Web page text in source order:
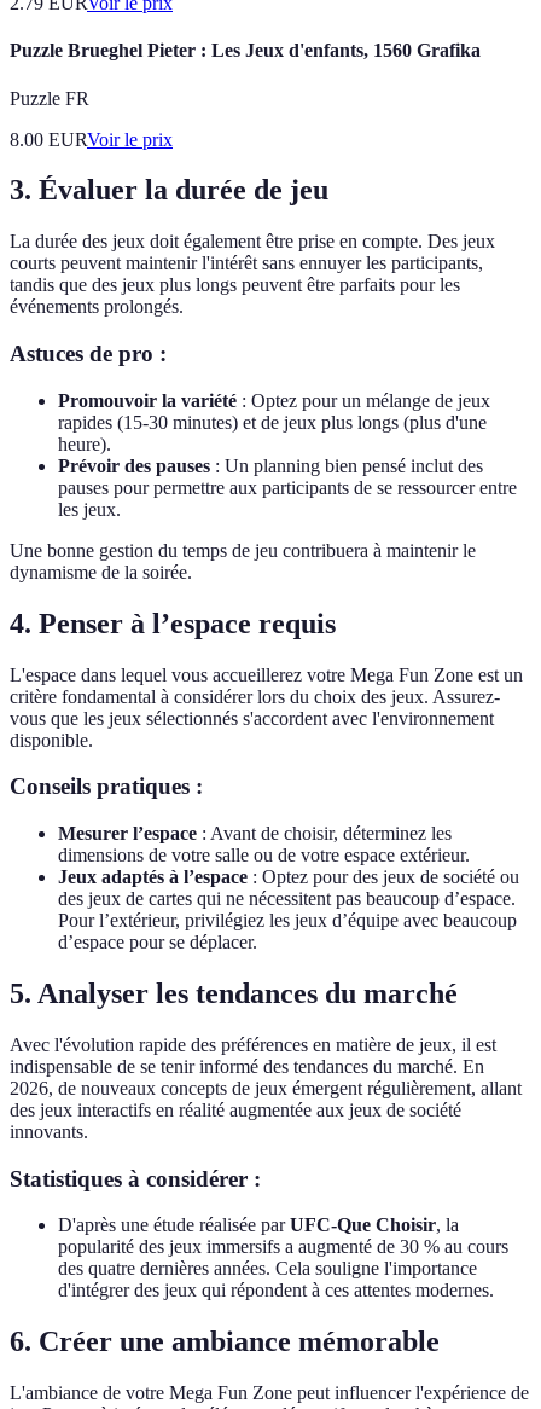
Puzzle Brueghel Pieter : Les Jeux d'enfants, 1560 Grafika
Puzzle FR
8.00 EURVoir le prix
3. Évaluer la durée de jeu
La durée des jeux doit également être prise en compte. Des jeux
courts peuvent maintenir l'intérêt sans ennuyer les participants,
tandis que des jeux plus longs peuvent être parfaits pour les
événements prolongés.
Astuces de pro :
Promouvoir la variété : Optez pour un mélange de jeux
rapides (15-30 minutes) et de jeux plus longs (plus d'une
heure).
Prévoir des pauses : Un planning bien pensé inclut des
pauses pour permettre aux participants de se ressourcer entre
les jeux.
Une bonne gestion du temps de jeu contribuera à maintenir le
dynamisme de la soirée.
4. Penser à l’espace requis
L'espace dans lequel vous accueillerez votre Mega Fun Zone est un
critère fondamental à considérer lors du choix des jeux. Assurez-
vous que les jeux sélectionnés s'accordent avec l'environnement
disponible.
Conseils pratiques :
Mesurer l’espace : Avant de choisir, déterminez les
dimensions de votre salle ou de votre espace extérieur.
Jeux adaptés à l’espace : Optez pour des jeux de société ou
des jeux de cartes qui ne nécessitent pas beaucoup d’espace.
Pour l’extérieur, privilégiez les jeux d’équipe avec beaucoup
d’espace pour se déplacer.
5. Analyser les tendances du marché
Avec l'évolution rapide des préférences en matière de jeux, il est
indispensable de se tenir informé des tendances du marché. En
2026, de nouveaux concepts de jeux émergent régulièrement, allant
des jeux interactifs en réalité augmentée aux jeux de société
innovants.
Statistiques à considérer :
D'après une étude réalisée parUFC-Que Choisir, la
popularité des jeux immersifs a augmenté de 30 % au cours
des quatre dernières années. Cela souligne l'importance
d'intégrer des jeux qui répondent à ces attentes modernes.
6. Créer une ambiance mémorable
L'ambiance de votre Mega Fun Zone peut influencer l'expérience de